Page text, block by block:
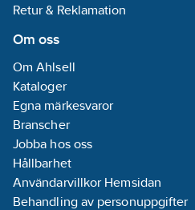
Retur & Reklamation
Om oss
Om Ahlsell
Kataloger
Egna märkesvaror
Branscher
Jobba hos oss
Hållbarhet
Användarvillkor Hemsidan
Behandling av personuppgifter